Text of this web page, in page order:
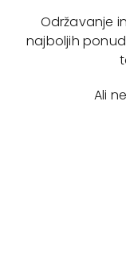
Održavanje
najboljih
Ali